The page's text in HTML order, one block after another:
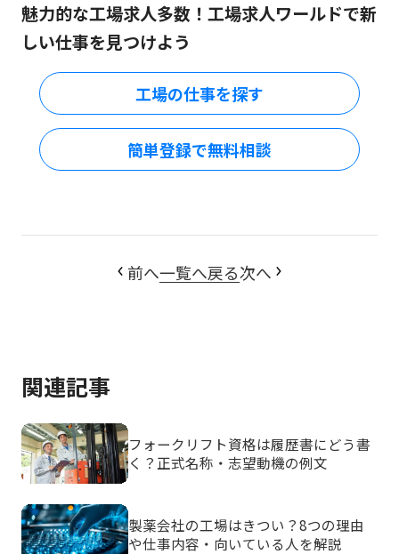
魅力的な工場求人多数！工場求人ワールドで新
しい仕事を見つけよう
工場の仕事を探す
簡単登録で無料相談
前へ一覧へ戻る次へ
関連記事
フォークリフト資格は履歴書にどう書
く？正式名称・志望動機の例文
製薬会社の工場はきつい？8つの理由
や仕事内容・向いている人を解説